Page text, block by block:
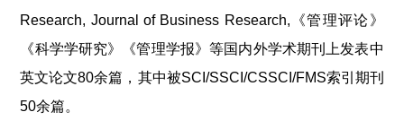
Research, Journal of Business Research,《管理评论》
《科学学研究》《管理学报》等国内外学术期刊上发表中
英文论文80余篇，其中被SCI/SSCI/CSSCI/FMS索引期刊
50余篇。